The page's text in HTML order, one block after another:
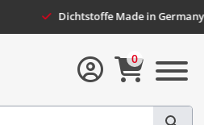
Dichtstoffe Made in Germany
0